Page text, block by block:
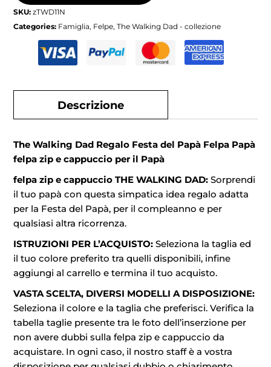
SKU:zTWD11N
Categories: Famiglia, Felpe,The Walking Dad - collezione
Descrizione
The Walking Dad Regalo Festa del Papà Felpa Papà
felpa zip e cappuccio per il Papà
felpa zip e cappuccio THE WALKING DAD: Sorprendi
il tuo papà con questa simpatica idea regalo adatta
per la Festa del Papà, per il compleanno e per
qualsiasi altra ricorrenza.
ISTRUZIONI PER L’ACQUISTO: Seleziona la taglia ed
il tuo colore preferito tra quelli disponibili, infine
aggiungi al carrello e termina il tuo acquisto.
VASTA SCELTA, DIVERSI MODELLI A DISPOSIZIONE:
Seleziona il colore e la taglia che preferisci. Verifica la
tabella taglie presente tra le foto dell’inserzione per
non avere dubbi sulla felpa zip e cappuccio da
acquistare. In ogni caso, il nostro staff è a vostra